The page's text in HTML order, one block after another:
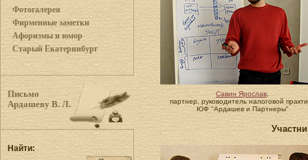
Фотогалерея
Фирменные заметки
Афоризмы и юмор
Старый Екатеринбург
Письмо
Ардашеву В. Л.
Найти:
Савин Ярослав,
партнер, руководитель налоговой
ЮФ "Ардашев и Партнеры"